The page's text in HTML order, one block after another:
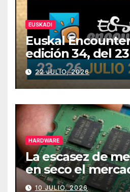
EUSKADI
Euskal
edición 34, del
julio
22 JULIO, 2026
HARDWARE
La escasez de
en seco el
de PCs
10 JULIO, 2026